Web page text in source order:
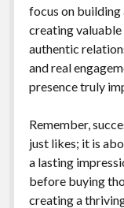
focus on building
creating
authentic
and real
presence truly
Remember,
just likes; it is
a lasting
before buying
creating a